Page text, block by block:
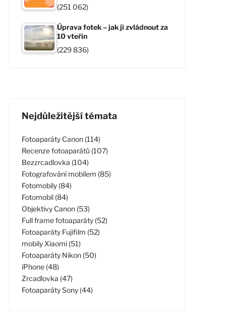
(251 062)
Úprava fotek – jak ji zvládnout za
10 vteřin
(229 836)
Nejdůležitější témata
Fotoaparáty Canon (114)
Recenze fotoaparátů (107)
Bezzrcadlovka (104)
Fotografování mobilem (85)
Fotomobily (84)
Fotomobil (84)
Objektivy Canon (53)
Full frame fotoaparáty (52)
Fotoaparáty Fujifilm (52)
mobily Xiaomi (51)
Fotoaparáty Nikon (50)
iPhone (48)
Zrcadlovka (47)
Fotoaparáty Sony (44)